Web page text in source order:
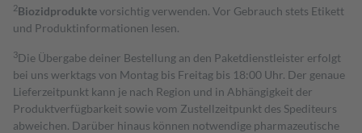
2Biozidproduktevorsichtig verwenden. Vor Gebrauch stets Etikett
und Produktinformationen lesen.
3Die Übergabe deiner Bestellung an den Paketdienstleister erfolgt
bei uns werktags von Montag bis Freitag bis 18:00 Uhr. Der genaue
Lieferzeitpunkt kann je nach Region und in Abhängigkeit der
Produktverfügbarkeit sowie vom Zustellzeitpunkt des Spediteurs
abweichen. Darüber hinaus können notwendige pharmazeutische